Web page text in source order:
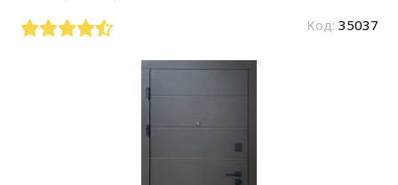
Код: 35037